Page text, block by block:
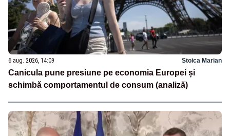
6 aug. 2026, 14:09 Stoica Marian
Canicula pune presiune pe economia Europei și
schimbă comportamentul de consum (analiză)